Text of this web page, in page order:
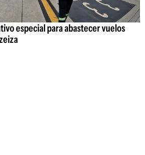
especial para abastecer vuelos